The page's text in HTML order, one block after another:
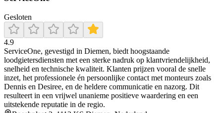
Gesloten
4.9
ServiceOne, gevestigd in Diemen, biedt hoogstaande
loodgietersdiensten met een sterke nadruk op klantvriendelijkheid,
snelheid en technische kwaliteit. Klanten prijzen vooral de snelle
inzet, het professionele én persoonlijke contact met monteurs zoals
Dennis en Desiree, en de heldere communicatie en nazorg. Dit
resulteert in een vrijwel unanieme positieve waardering en een
uitstekende reputatie in de regio.